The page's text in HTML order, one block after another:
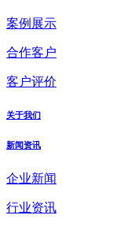
案例展示
合作客户
客户评价
关于我们
新闻资讯
企业新闻
行业资讯